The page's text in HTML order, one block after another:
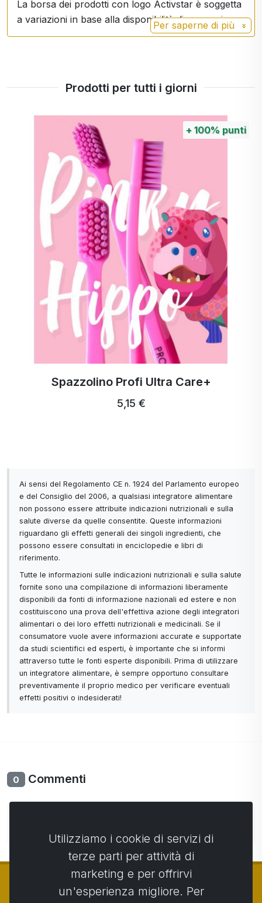
La borsa dei prodotti con logo Activstar è soggetta
a variazioni in base alla disponibilità di magazzino.
Per saperne di più
Prodotti per tutti i giorni
+ 100% punti
Spazzolino Profi Ultra Care+
5,15 €
Ai sensi del Regolamento CE n. 1924 del Parlamento europeo
e del Consiglio del 2006, a qualsiasi integratore alimentare
non possono essere attribuite indicazioni nutrizionali e sulla
salute diverse da quelle consentite. Queste informazioni
riguardano gli effetti generali dei singoli ingredienti, che
possono essere consultati in enciclopedie e libri di
riferimento.
Tutte le informazioni sulle indicazioni nutrizionali e sulla salute
fornite sono una compilazione di informazioni liberamente
disponibili da fonti di informazione nazionali ed estere e non
costituiscono una prova dell'effettiva azione degli integratori
alimentari o dei loro effetti nutrizionali e medicinali. Se il
consumatore vuole avere informazioni accurate e supportate
da studi scientifici ed esperti, è importante che si informi
attraverso tutte le fonti esperte disponibili. Prima di utilizzare
un integratore alimentare, è sempre opportuno consultare
preventivamente il proprio medico per verificare eventuali
effetti positivi o indesiderati!
0 Commenti
Utilizziamo i cookie di servizi di
terze parti per attività di
marketing e per offrirvi
un'esperienza migliore. Per